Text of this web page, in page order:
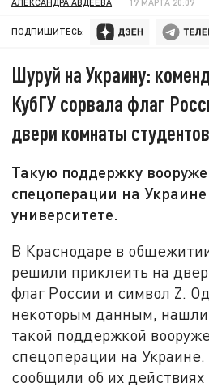
ПОДПИШИТЕСЬ:
Шуруй на Украину:
КубГУ сорвала флаг
двери комнаты студентов
Такую поддержку
спецоперации на
университете.
В Краснодаре в
решили приклеить на
флаг России и символ Z.
некоторым данным,
такой поддержкой
спецоперации на
сообщили об их